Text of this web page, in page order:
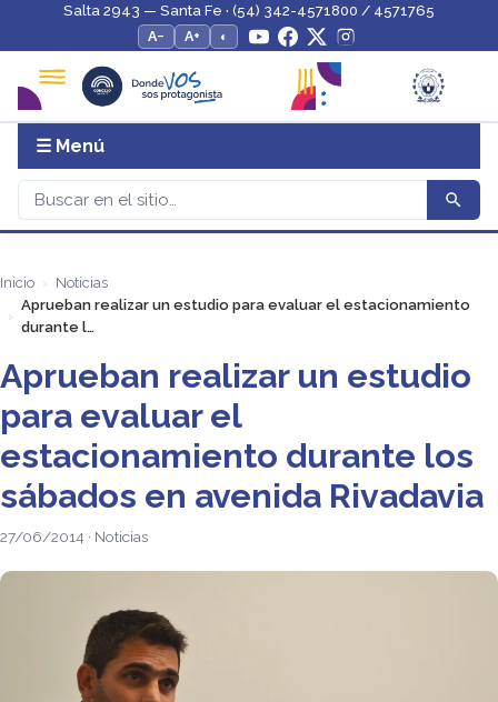
Salta 2943 — Santa Fe · (54) 342-4571800 / 4571765
A−
A+ ◐
☰ Menú
Inicio
Noticias
Aprueban realizar un estudio para evaluar el estacionamiento
durante l…
Aprueban realizar un estudio
para evaluar el
estacionamiento durante los
sábados en avenida Rivadavia
27/06/2014 · Noticias